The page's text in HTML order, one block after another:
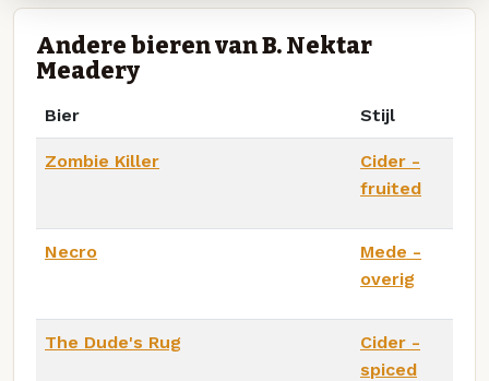
Andere bieren van B. Nektar
Meadery
Bier Stijl
Zombie Killer
Cider -
fruited
Necro
Mede -
overig
The Dude's Rug
Cider -
spiced